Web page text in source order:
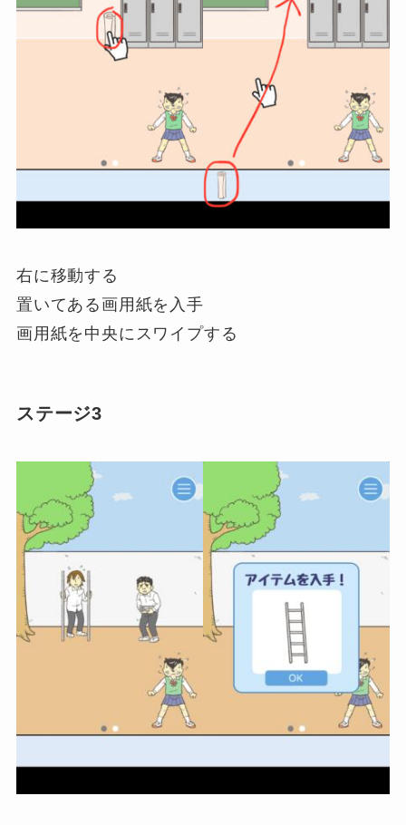
右に移動する
置いてある画用紙を入手
画用紙を中央にスワイプする
ステージ3